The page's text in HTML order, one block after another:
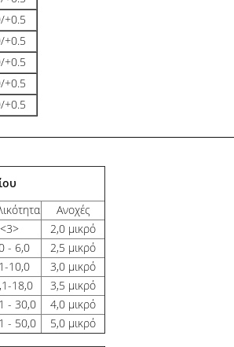
+0.5
+0.5
+0.5
+0.5
+0.5
Ανοχές
<3>
2,0 μικρό
- 6,0
2,5 μικρό
10,0
3,0 μικρό
18,0
3,5 μικρό
- 30,0
4,0 μικρό
- 50,0 5,0 μικρό